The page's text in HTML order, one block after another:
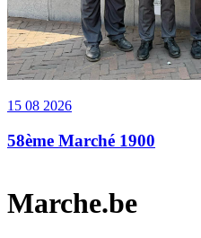
15 08 2026
58ème Marché 1900
Marche.be